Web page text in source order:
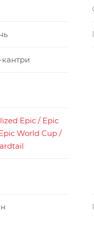
Epic / Epic
World Cup /